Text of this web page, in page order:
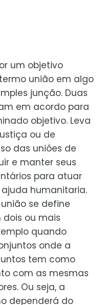
um objetivo
união em algo
junção. Duas
em acordo para
objetivo. Leva
ou de
das uniões de
e manter seus
para atuar
humanitaria.
se define
ou mais
quando
onde a
tem como
com as mesmas
Ou seja, a
dependerá do